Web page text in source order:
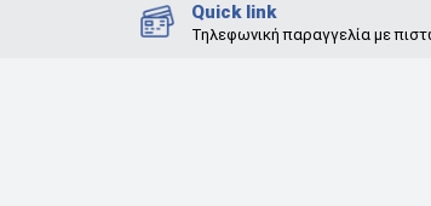
Quick link
Τηλεφωνική παραγγελία με